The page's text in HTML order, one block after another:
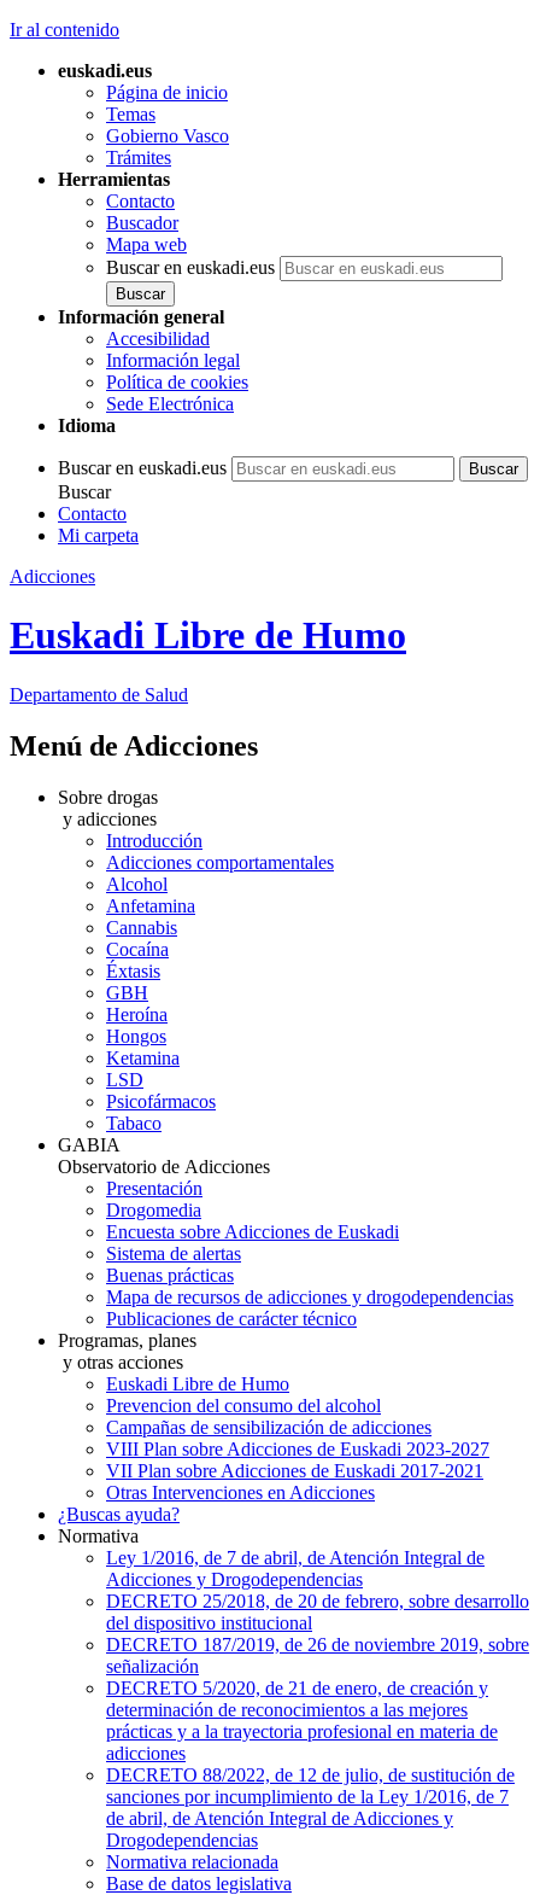
Ir al contenido
euskadi.eus
Página de inicio
Temas
Gobierno Vasco
Trámites
Herramientas
Contacto
Buscador
Mapa web
Buscar en euskadi.eus
Información general
Accesibilidad
Información legal
Política de cookies
Sede Electrónica
Idioma
Buscar en euskadi.eus
Buscar
Contacto
Mi carpeta
Adicciones
Euskadi Libre de Humo
Departamento de Salud
Menú de Adicciones
Sobre drogas
y adicciones
Introducción
Adicciones comportamentales
Alcohol
Anfetamina
Cannabis
Cocaína
Éxtasis
GBH
Heroína
Hongos
Ketamina
LSD
Psicofármacos
Tabaco
GABIA
Observatorio de Adicciones
Presentación
Drogomedia
Encuesta sobre Adicciones de Euskadi
Sistema de alertas
Buenas prácticas
Mapa de recursos de adicciones y drogodependencias
Publicaciones de carácter técnico
Programas, planes
y otras acciones
Euskadi Libre de Humo
Prevencion del consumo del alcohol
Campañas de sensibilización de adicciones
VIII Plan sobre Adicciones de Euskadi 2023-2027
VII Plan sobre Adicciones de Euskadi 2017-2021
Otras Intervenciones en Adicciones
¿Buscas ayuda?
Normativa
Ley 1/2016, de 7 de abril, de Atención Integral de
Adicciones y Drogodependencias
DECRETO 25/2018, de 20 de febrero, sobre desarrollo
del dispositivo institucional
DECRETO 187/2019, de 26 de noviembre 2019, sobre
señalización
DECRETO 5/2020, de 21 de enero, de creación y
determinación de reconocimientos a las mejores
prácticas y a la trayectoria profesional en materia de
adicciones
DECRETO 88/2022, de 12 de julio, de sustitución de
sanciones por incumplimiento de la Ley 1/2016, de 7
de abril, de Atención Integral de Adicciones y
Drogodependencias
Normativa relacionada
Base de datos legislativa